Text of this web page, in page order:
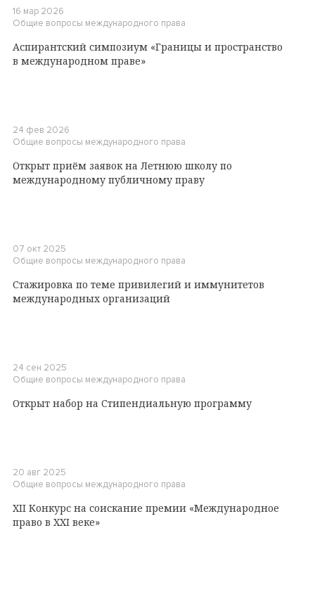
16 мар 2026
Общие вопросы международного права
Аспирантский симпозиум «Границы и пространство
в международном праве»
24 фев 2026
Общие вопросы международного права
Открыт приём заявок на Летнюю школу по
международному публичному праву
07 окт 2025
Общие вопросы международного права
Стажировка по теме привилегий и иммунитетов
международных организаций
24 сен 2025
Общие вопросы международного права
Открыт набор на Стипендиальную программу
20 авг 2025
Общие вопросы международного права
XII Конкурс на соискание премии «Международное
право в XXI веке»